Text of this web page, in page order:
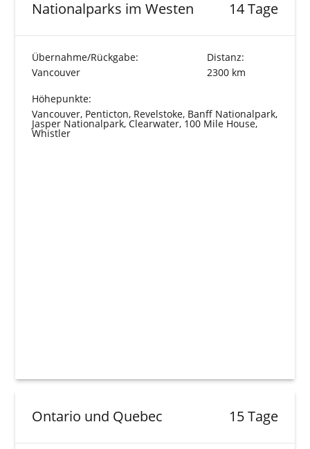
Nationalparks im Westen 14 Tage
Übernahme/Rückgabe:
Vancouver
Distanz:
2300 km
Höhepunkte:
Vancouver, Penticton, Revelstoke, Banff Nationalpark,
Jasper Nationalpark, Clearwater, 100 Mile House,
Whistler
Ontario und Quebec 15 Tage